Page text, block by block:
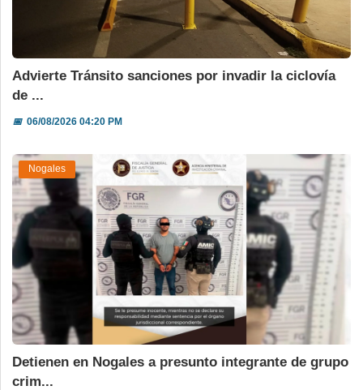
Advierte Tránsito sanciones por invadir la ciclovía
de ...
📅06/08/2026 04:20 PM
Nogales
Detienen en Nogales a presunto integrante de grupo
crim...